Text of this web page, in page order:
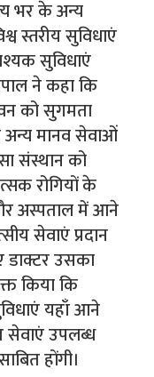
भर के अन्य
स्तरीय सुविधाएं
सुविधाएं
ने कहा कि
को सुगमता
अन्य मानव सेवाओं
संस्थान को
रोगियों के
अस्पताल में आने
सेवाएं प्रदान
डाक्टर उसका
किया कि
यहाँ आने
सेवाएं उपलब्ध
होंगी।